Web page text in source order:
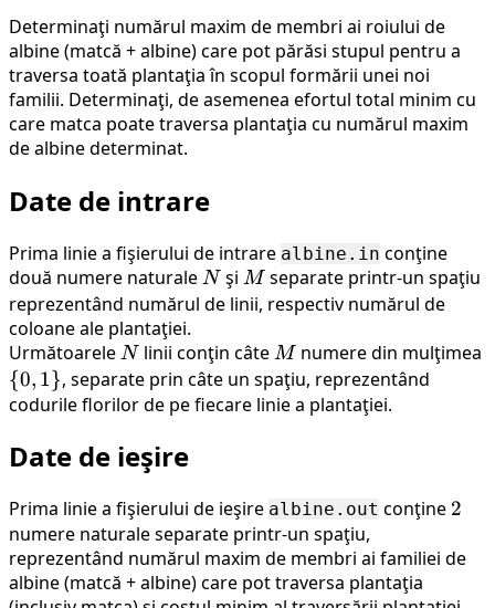
Determinaţi numărul maxim de membri ai roiului de
albine (matcă + albine) care pot părăsi stupul pentru a
traversa toată plantaţia în scopul formării unei noi
familii. Determinaţi, de asemenea efortul total minim cu
care matca poate traversa plantaţia cu numărul maxim
de albine determinat.
Date de intrare
Prima linie a fişierului de intrare albine.in conţine
două numere naturaleN
N şiM
M separate printr-un spaţiu
reprezentând numărul de linii, respectiv numărul de
coloane ale plantaţiei.
UrmătoareleN
N linii conţin câteM
M numere din mulţimea
\
{0,
{0, 1}, separate prin câte un spaţiu, reprezentând
codurile florilor de pe fiecare linie a plantaţiei.
Date de ieşire
Prima linie a fişierului de ieşire albine.out conţine 2
2
numere naturale separate printr-un spaţiu,
reprezentând numărul maxim de membri ai familiei de
albine (matcă + albine) care pot traversa plantaţia